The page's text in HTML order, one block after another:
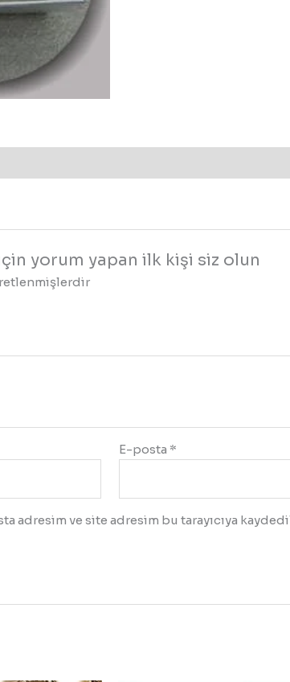
yorum yapan ilk kişi siz olun
E-posta *
adresim ve site adresim bu tarayıcıya